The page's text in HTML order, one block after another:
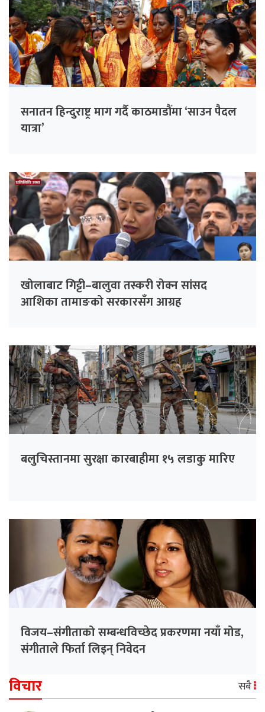
सनातन हिन्दुराष्ट्र माग गर्दै काठमाडौंमा ‘साउन पैदल
यात्रा’
खोलाबाट गिट्टी–बालुवा तस्करी रोक्न सांसद
आशिका तामाङको सरकारसँग आग्रह
बलुचिस्तानमा सुरक्षा कारबाहीमा १५ लडाकु मारिए
विजय–संगीताको सम्बन्धविच्छेद प्रकरणमा नयाँ मोड,
संगीता‍ले फिर्ता लिइन् निवेदन
विचार सबै